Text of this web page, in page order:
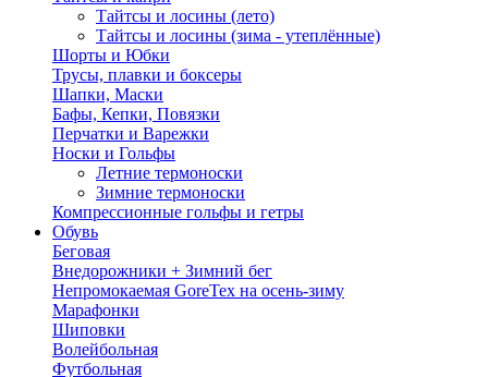
Тайтсы и лосины (лето)
Тайтсы и лосины (зима - утеплённые)
Шорты и Юбки
Трусы, плавки и боксеры
Шапки, Маски
Бафы, Кепки, Повязки
Перчатки и Варежки
Носки и Гольфы
Летние термоноски
Зимние термоноски
Компрессионные гольфы и гетры
Обувь
Беговая
Внедорожники + Зимний бег
Непромокаемая GoreTex на осень-зиму
Марафонки
Шиповки
Волейбольная
Футбольная